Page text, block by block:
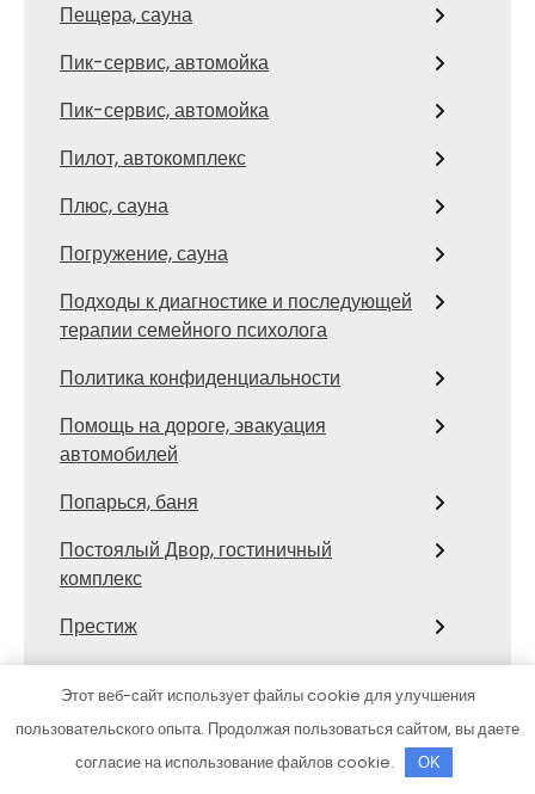
Пещера, сауна
Пик-сервис, автомойка
Пик-сервис, автомойка
Пилот, автокомплекс
Плюс, сауна
Погружение, сауна
Подходы к диагностике и последующей
терапии семейного психолога
Политика конфиденциальности
Помощь на дороге, эвакуация
автомобилей
Попарься, баня
Постоялый Двор, гостиничный
комплекс
Престиж
Престиж, фитнес-клуб
Профи
Профит-сервис
Этот веб-сайт использует файлы cookie для улучшения
пользовательского опыта. Продолжая пользоваться сайтом, вы даете
согласие на использование файлов cookie.
OK